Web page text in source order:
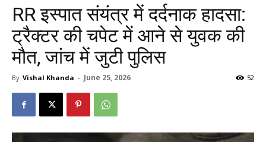
RR इस्पात संयंत्र में दर्दनाक हादसा:
ट्रैक्टर की चपेट में आने से युवक की
मौत, जांच में जुटी पुलिस
By Vishal Khanda - June 25, 2026 52